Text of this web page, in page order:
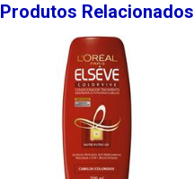
Produtos Relacionados